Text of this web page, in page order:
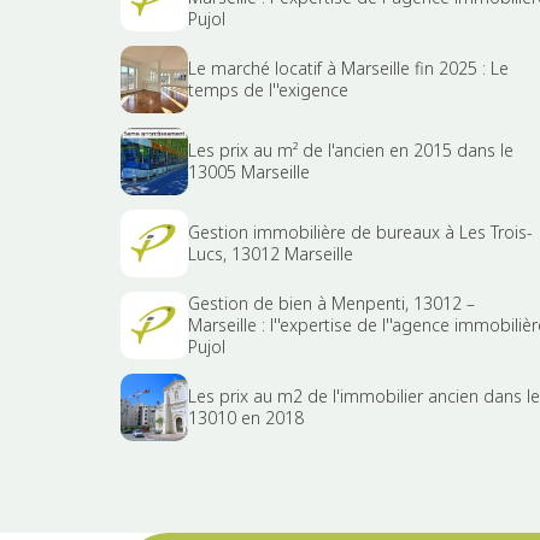
Pujol
Le marché locatif à Marseille fin 2025 : Le
temps de l''exigence
Les prix au m² de l'ancien en 2015 dans le
13005 Marseille
Gestion immobilière de bureaux à Les Trois-
Lucs, 13012 Marseille
Gestion de bien à Menpenti, 13012 –
Marseille : l''expertise de l''agence
Pujol
Les prix au m2 de l'immobilier ancien dans le
13010 en 2018